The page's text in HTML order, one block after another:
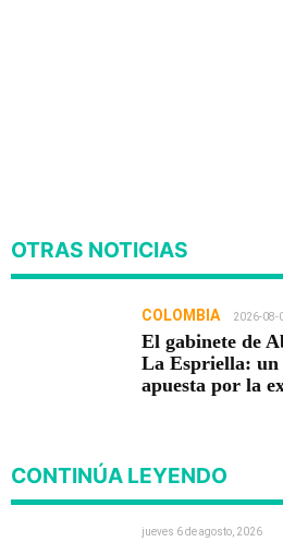
OTRAS NOTICIAS
COLOMBIA 2026-08-
El gabinete de
La Espriella: un
apuesta por la
CONTINÚA LEYENDO
jueves 6 de agosto, 2026